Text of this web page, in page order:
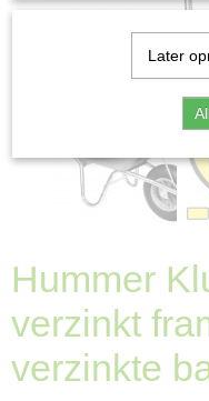
Hummer
verzinkt
verzinkte
Later